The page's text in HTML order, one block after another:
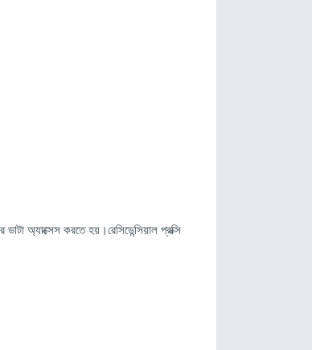
অ্যাক্সেস করতে হয়।রেসিডেন্সিয়াল প্রক্সি